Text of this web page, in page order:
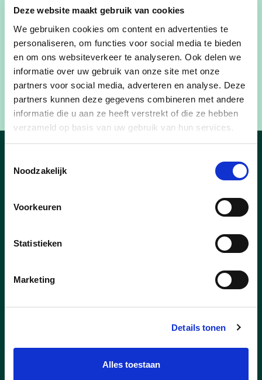
Deze website maakt gebruik van cookies
We gebruiken cookies om content en advertenties te
personaliseren, om functies voor social media te bieden
en om ons websiteverkeer te analyseren. Ook delen we
informatie over uw gebruik van onze site met onze
partners voor social media, adverteren en analyse. Deze
partners kunnen deze gegevens combineren met andere
informatie die u aan ze heeft verstrekt of die ze hebben
verzameld op basis van uw gebruik van hun services.
Noodzakelijk
Voorkeuren
Statistieken
Marketing
Details tonen
Alles toestaan
en opvoedingsondersteuning. Vanaf september
hopen we alle jonge Peltenaartjes en hun ouders
te verwelkomen in de gloednieuwe
belevingscampus De Stroming op het Kerkplein,
met onder meer een nieuwe bibliiotheek en een
fysiek Huis van het Kind.
Nieuws